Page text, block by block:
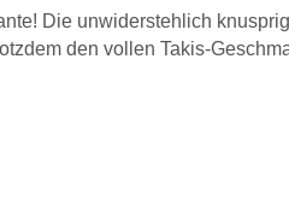
Die unwiderstehlich
den vollen Takis-